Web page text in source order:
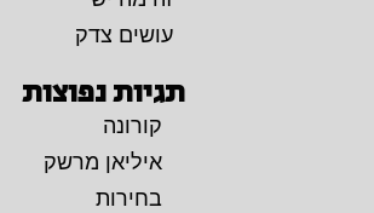
עושים צדק
תגיות נפוצות
קורונה
איליאן מרשק
בחירות